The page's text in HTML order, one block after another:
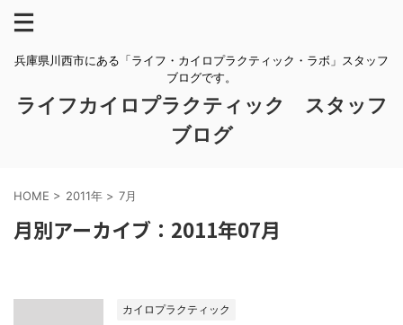
兵庫県川西市にある「ライフ・カイロプラクティック・ラボ」スタッフ
ブログです。
ライフカイロプラクティック スタッフ
ブログ
HOME > 2011年 > 7月
月別アーカイブ：2011年07月
カイロプラクティック